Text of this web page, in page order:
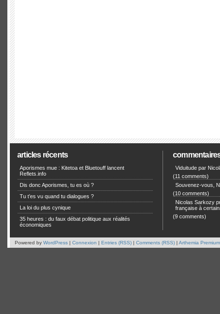
articles récents
Aporismes mue : Kitetoa et Bluetouff lancent
Reflets.info
Dis donc Aporismes, tu es où ?
Tu t’es vu quand tu dialogues ?
La loi du plus cynique
35 heures : du faux débat politique aux réalités
économiques
Viduitude par
(11 comments)
Souvenez-vous,
(10 comments)
Nicolas Sarkozy
française à
(9 comments)
Powered by WordPress | Connexion | Entries (RSS) | Comments (RSS) | Arthemia Premium